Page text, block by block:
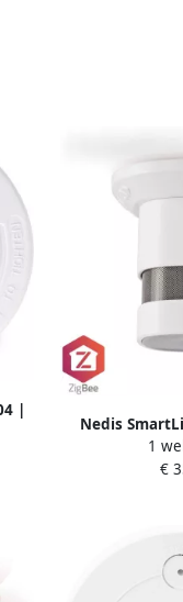
|
Nedis
Zigbee 3.0 |
Levenscyclus
1
€